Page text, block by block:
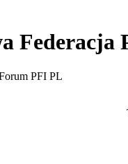
Federacja
PFI PL